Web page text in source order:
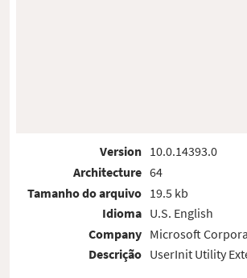
Version
Architecture
Tamanho do arquivo
Idioma
Company
Descrição
10.0.14393.0
64
19.5 kb
U.S. English
Microsoft
UserInit Utility